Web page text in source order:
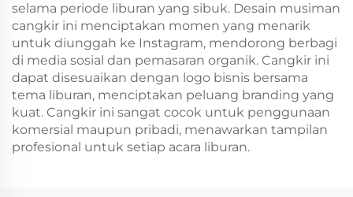
selama periode liburan yang sibuk. Desain musiman
cangkir ini menciptakan momen yang menarik
untuk diunggah ke Instagram, mendorong berbagi
di media sosial dan pemasaran organik. Cangkir ini
dapat disesuaikan dengan logo bisnis bersama
tema liburan, menciptakan peluang branding yang
kuat. Cangkir ini sangat cocok untuk penggunaan
komersial maupun pribadi, menawarkan tampilan
profesional untuk setiap acara liburan.